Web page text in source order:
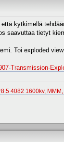
kytkimellä
saavuttaa tietyt
Toi exploded
Transmission-
4082 1600kv,